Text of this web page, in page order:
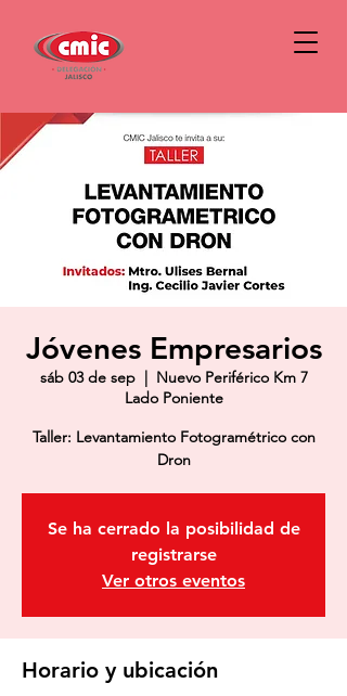
Jóvenes Empresarios
sáb 03 de sep
  |
Nuevo Periférico Km 7
Lado Poniente
Taller: Levantamiento Fotogramétrico con
Dron
Se ha cerrado la posibilidad de
registrarse
Ver otros eventos
Horario y ubicación